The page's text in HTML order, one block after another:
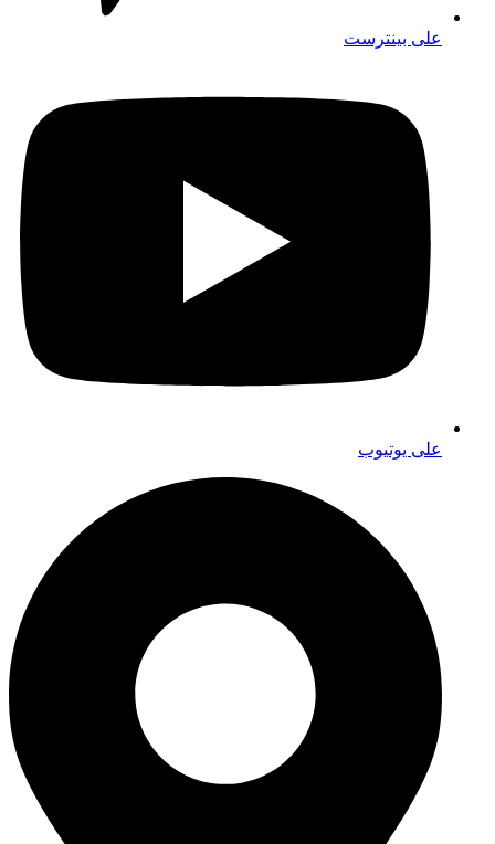
على بينترست
على يوتيوب